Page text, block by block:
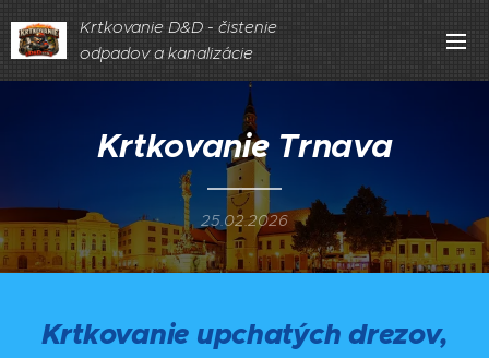
Krtkovanie D&D - čistenie
odpadov a kanalizácie
Krtkovanie Trnava
25.02.2026
Krtkovanie upchatých drezov,